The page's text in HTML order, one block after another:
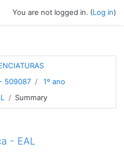
You are not logged in. (Log in)
509087
1º ano
Summary
- EAL